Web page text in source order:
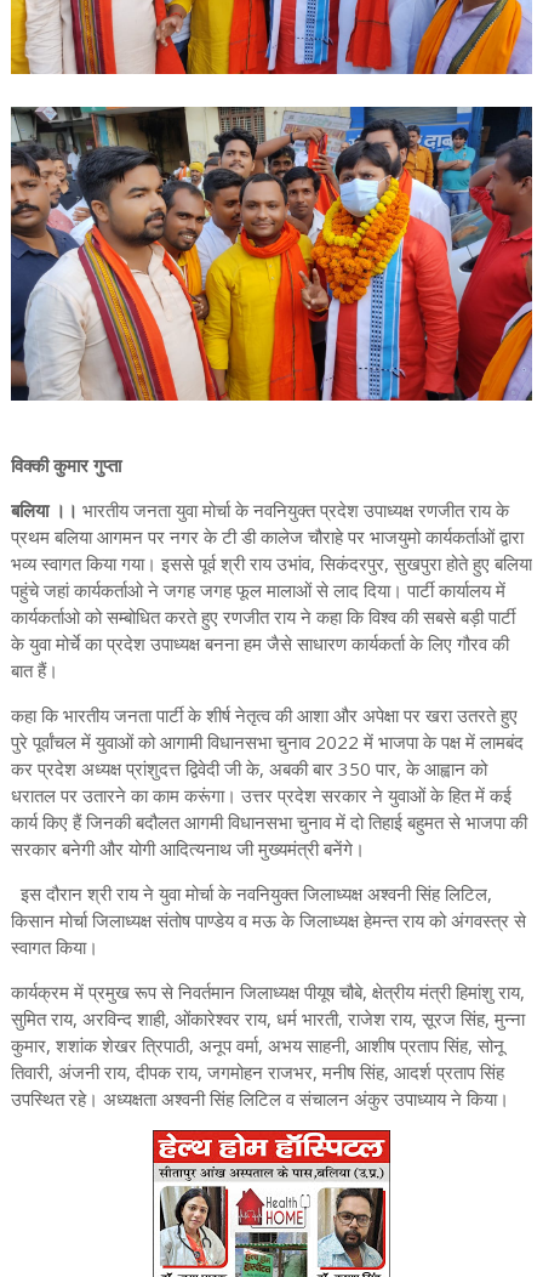
विक्की कुमार गुप्ता
बलिया ।। भारतीय जनता युवा मोर्चा के नवनियुक्त प्रदेश उपाध्यक्ष रणजीत राय के
प्रथम बलिया आगमन पर नगर के टी डी कालेज चौराहे पर भाजयुमो कार्यकर्ताओं द्वारा
भव्य स्वागत किया गया। इससे पूर्व श्री राय उभांव, सिकंदरपुर, सुखपुरा होते हुए बलिया
पहुंचे जहां कार्यकर्ताओ ने जगह जगह फूल मालाओं से लाद दिया। पार्टी कार्यालय में
कार्यकर्ताओ को सम्बोधित करते हुए रणजीत राय ने कहा कि विश्व की सबसे बड़ी पार्टी
के युवा मोर्चे का प्रदेश उपाध्यक्ष बनना हम जैसे साधारण कार्यकर्ता के लिए गौरव की
बात हैं।
कहा कि भारतीय जनता पार्टी के शीर्ष नेतृत्व की आशा और अपेक्षा पर खरा उतरते हुए
पुरे पूर्वांचल में युवाओं को आगामी विधानसभा चुनाव 2022 में भाजपा के पक्ष में लामबंद
कर प्रदेश अध्यक्ष प्रांशुदत्त द्विवेदी जी के, अबकी बार 350 पार, के आह्वान को
धरातल पर उतारने का काम करूंगा। उत्तर प्रदेश सरकार ने युवाओं के हित में कई
कार्य किए हैं जिनकी बदौलत आगमी विधानसभा चुनाव में दो तिहाई बहुमत से भाजपा की
सरकार बनेगी और योगी आदित्यनाथ जी मुख्यमंत्री बनेंगे।
इस दौरान श्री राय ने युवा मोर्चा के नवनियुक्त जिलाध्यक्ष अश्वनी सिंह लिटिल,
किसान मोर्चा जिलाध्यक्ष संतोष पाण्डेय व मऊ के जिलाध्यक्ष हेमन्त राय को अंगवस्त्र से
स्वागत किया।
कार्यक्रम में प्रमुख रूप से निवर्तमान जिलाध्यक्ष पीयूष चौबे, क्षेत्रीय मंत्री हिमांशु राय,
सुमित राय, अरविन्द शाही, ओंकारेश्वर राय, धर्म भारती, राजेश राय, सूरज सिंह, मुन्ना
कुमार, शशांक शेखर त्रिपाठी, अनूप वर्मा, अभय साहनी, आशीष प्रताप सिंह, सोनू
तिवारी, अंजनी राय, दीपक राय, जगमोहन राजभर, मनीष सिंह, आदर्श प्रताप सिंह
उपस्थित रहे। अध्यक्षता अश्वनी सिंह लिटिल व संचालन अंकुर उपाध्याय ने किया।